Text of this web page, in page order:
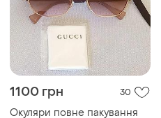
1100 грн 30
Окуляри повне пакування